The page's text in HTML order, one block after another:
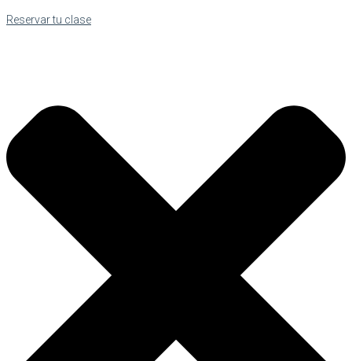
Reservar tu clase